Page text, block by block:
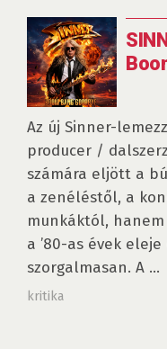
Az új Sinner-
producer /
számára eljött a
a zenéléstől, a
munkáktól,
a ’80-as évek
szorgalmasan. A ...
kritika